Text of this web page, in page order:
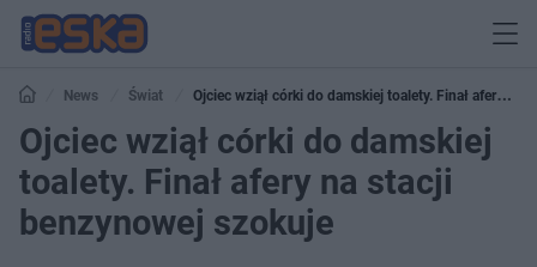
News Świat
Ojciec wziął córki do damskiej toalety. Finał afery na
stacji benzynowej szokuje
Ojciec wziął córki do damskiej
toalety. Finał afery na stacji
benzynowej szokuje